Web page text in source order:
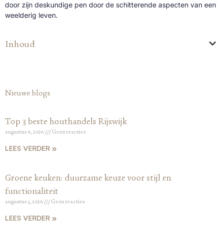
door zijn deskundige pen door de schitterende aspecten van een
weelderig leven.
Inhoud
Nieuwe blogs
Top 3 beste houthandels Rijswijk
augustus 6, 2026 Geen reacties
LEES VERDER »
Groene keuken: duurzame keuze voor stijl en
functionaliteit
augustus 3, 2026 Geen reacties
LEES VERDER »